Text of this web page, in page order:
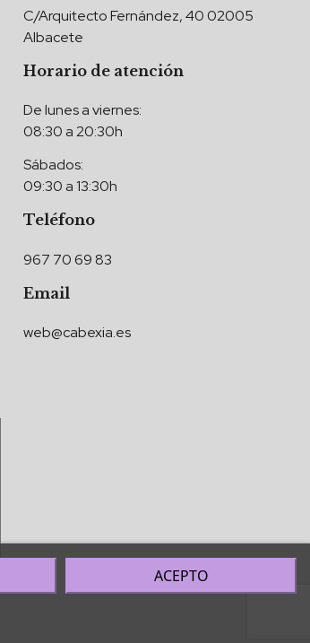
C/Arquitecto Fernández, 40 02005
Albacete
Horario de atención
De lunes a viernes:
08:30 a 20:30h
Sábados:
09:30 a 13:30h
Teléfono
967 70 69 83
Email
web@cabexia.es
ACEPTO